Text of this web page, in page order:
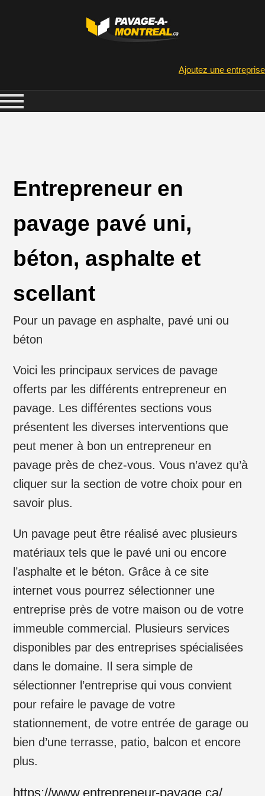
Ajoutez une entreprise
Entrepreneur en
pavage pavé uni,
béton, asphalte et
scellant
Pour un pavage en asphalte, pavé uni ou
béton
Voici les principaux services de pavage
offerts par les différents entrepreneur en
pavage. Les différentes sections vous
présentent les diverses interventions que
peut mener à bon un entrepreneur en
pavage près de chez-vous. Vous n’avez qu’à
cliquer sur la section de votre choix pour en
savoir plus.
Un pavage peut être réalisé avec plusieurs
matériaux tels que le pavé uni ou encore
l’asphalte et le béton. Grâce à ce site
internet vous pourrez sélectionner une
entreprise près de votre maison ou de votre
immeuble commercial. Plusieurs services
disponibles par des entreprises spécialisées
dans le domaine. Il sera simple de
sélectionner l’entreprise qui vous convient
pour refaire le pavage de votre
stationnement, de votre entrée de garage ou
bien d’une terrasse, patio, balcon et encore
plus.
https://www.entrepreneur-pavage.ca/